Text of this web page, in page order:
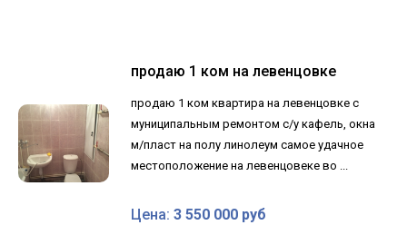
продаю 1 ком на левенцовке
продаю 1 ком квартира на левенцовке с
муниципальным ремонтом с/у кафель, окна
м/пласт на полу линолеум самое удачное
местоположение на левенцовеке во ...
Цена: 3 550 000 руб